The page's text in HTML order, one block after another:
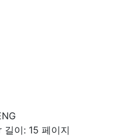
이: 15 페이지